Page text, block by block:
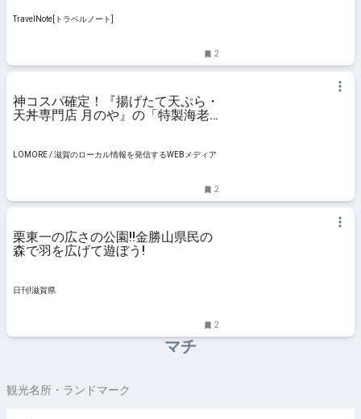
TravelNote[トラベルノート]
2
神コスパ確定！『揚げたて天ぷら・
天丼専門店 月のや』の「特製海老
LOMORE / 滋賀のローカル情報を発信するWEBメディア
2
栗東一の広さの公園‼金勝山県民の
森で羽を広げて遊ぼう!
日刊!滋賀県
2
マチ
観光名所・ランドマーク